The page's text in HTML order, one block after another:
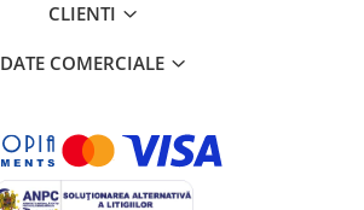
CLIENTI
DATE COMERCIALE